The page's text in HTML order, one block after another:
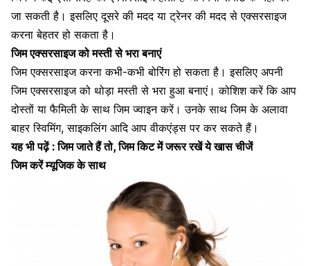
जा सकती है। इसलिए दूसरे की मदद या ट्रेनर की मदद से एक्सरसाइज
करना बेहतर हो सकता है।
जिम एक्सरसाइज को मस्ती से भरा बनाएं
जिम एक्सरसाइज करना कभी-कभी बोरिंग हो सकता है। इसलिए अपनी
जिम एक्सरसाइज को थोड़ा मस्ती से भरा हुआ बनाएं। कोशिश करें कि आप
दोस्तों या फैमिली के साथ जिम ज्वाइन करें। उनके साथ जिम के अलावा
बाहरस्विमिंग, साइकलिंग आदि आप वीकएंड्स पर कर सकते हैं।
यह भी पढ़ें :जिम जाते हैं तो, जिम किट में जरूर रखें ये खास चीजें
जिम करें म्यूजिक के साथ